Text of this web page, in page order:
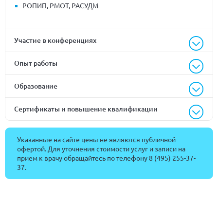
РОПИП, РМОТ, РАСУДМ
Участие в конференциях
Опыт работы
Образование
Сертификаты и повышение квалификации
Указанные на сайте цены не являются публичной
офертой. Для уточнения стоимости услуг и записи на
прием к врачу обращайтесь по телефону8 (495) 255-37-
37.